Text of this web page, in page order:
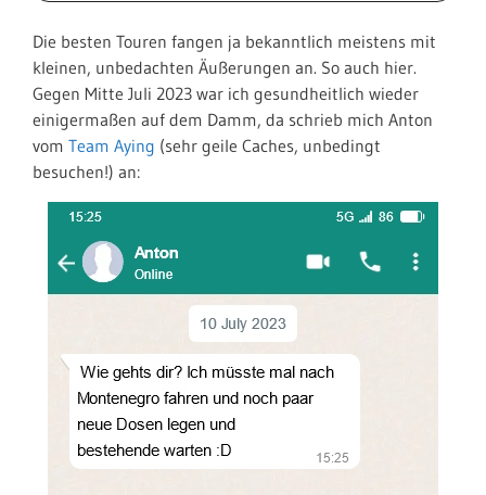
Die besten Touren fangen ja bekanntlich meistens mit
kleinen, unbedachten Äußerungen an. So auch hier.
Gegen Mitte Juli 2023 war ich gesundheitlich wieder
einigermaßen auf dem Damm, da schrieb mich Anton
vom Team Aying (sehr geile Caches, unbedingt
besuchen!) an: